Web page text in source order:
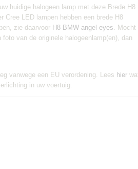
huidige halogeen lamp met deze Brede H8
Cree LED lampen hebben een brede H8
zie daarvoor H8 BMW angel eyes. Mocht
van de originele halogeenlamp(en), dan
vanwege een EU verordening. Lees hier
in uw voertuig.